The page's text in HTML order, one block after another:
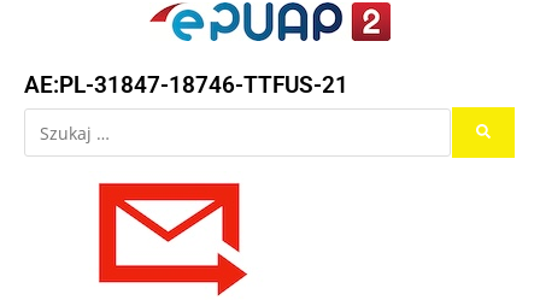
AE:PL-31847-18746-TTFUS-21